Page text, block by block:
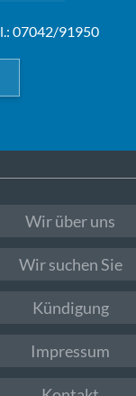
07042/91950
Wir über uns
Wir suchen Sie
Kündigung
Impressum